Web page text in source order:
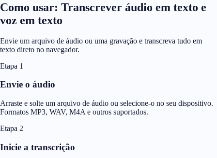
Como usar: Transcrever áudio em texto e
voz em texto
Envie um arquivo de áudio ou uma gravação e transcreva tudo em
texto direto no navegador.
Etapa 1
Envie o áudio
Arraste e solte um arquivo de áudio ou selecione-o no seu dispositivo.
Formatos MP3, WAV, M4A e outros suportados.
Etapa 2
Inicie a transcrição